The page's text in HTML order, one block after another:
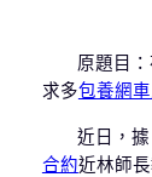
原題目
求多包養網
近日，
合約近林師